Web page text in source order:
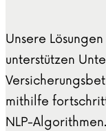
Unsere
unterstützen
mithilfe
NLP-Algorithmen.